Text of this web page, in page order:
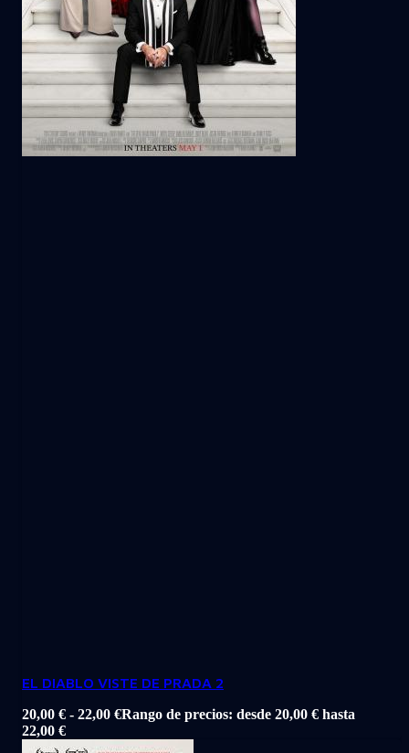
EL DIABLO VISTE DE PRADA 2
20,00 € - 22,00 €Rango de precios: desde 20,00 € hasta
22,00 €